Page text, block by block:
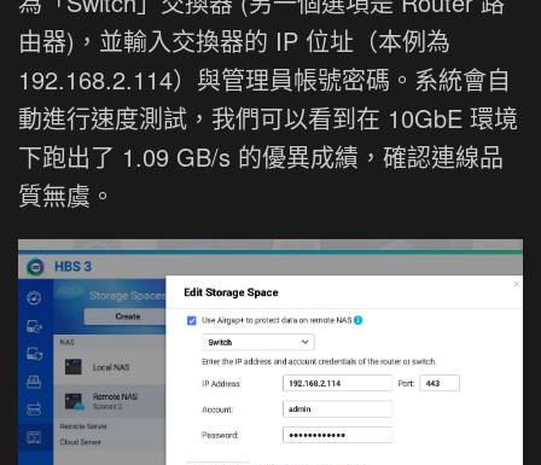
由器)，並輸入交換器的 IP 位址（本例為
192.168.2.114）與管理員帳號密碼。系統會自
動進行速度測試，我們可以看到在 10GbE 環境
下跑出了 1.09 GB/s 的優異成績，確認連線品
質無虞。